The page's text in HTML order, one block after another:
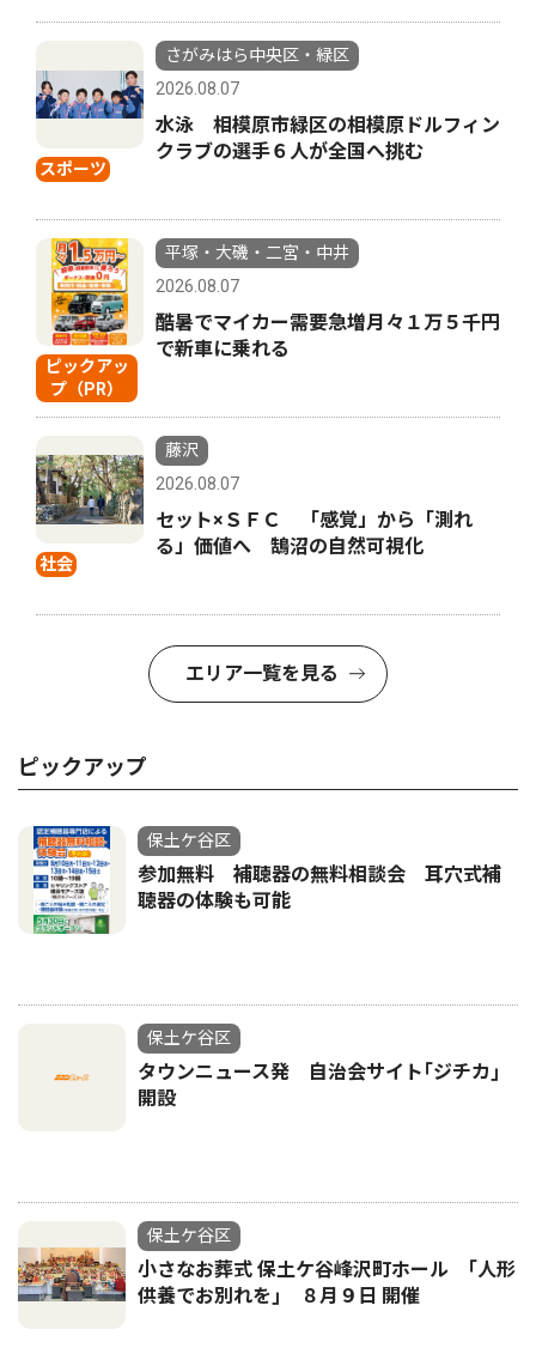
スポーツ
さがみはら中央区・緑区
2026.08.07
水泳 相模原市緑区の相模原ドルフィン
クラブの選手６人が全国へ挑む
ピックアッ
プ（PR）
平塚・大磯・二宮・中井
2026.08.07
酷暑でマイカー需要急増月々１万５千円
で新車に乗れる
社会
藤沢
2026.08.07
セット×ＳＦＣ 「感覚」から「測れ
る」価値へ 鵠沼の自然可視化
エリア一覧を見る
ピックアップ
保土ケ谷区
参加無料 補聴器の無料相談会 耳穴式補
聴器の体験も可能
保土ケ谷区
タウンニュース発 自治会サイト｢ジチカ｣
開設
保土ケ谷区
小さなお葬式 保土ケ谷峰沢町ホール ｢人形
供養でお別れを｣ ８月９日 開催